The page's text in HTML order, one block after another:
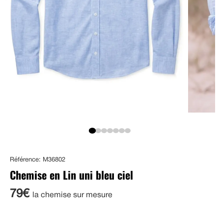
Référence: M36802
Chemise en Lin uni bleu ciel
79€ la chemise sur mesure